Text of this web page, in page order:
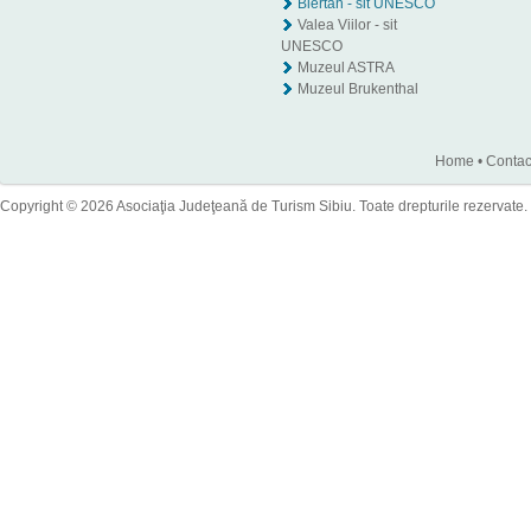
Biertan - sit UNESCO
Valea Viilor - sit
UNESCO
Muzeul ASTRA
Muzeul Brukenthal
Home •
Copyright © 2026 Asociaţia Judeţeană de Turism Sibiu. Toate drepturile rezervate.